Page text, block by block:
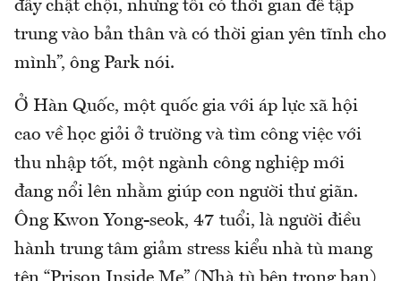
đây chật chội, nhưng tôi có thời gian để tập
trung vào bản thân và có thời gian yên tĩnh cho
mình”, ông Park nói.
Ở Hàn Quốc, một quốc gia với áp lực xã hội
cao về học giỏi ở trường và tìm công việc với
thu nhập tốt, một ngành công nghiệp mới
đang nổi lên nhằm giúp con người thư giãn.
Ông Kwon Yong-seok, 47 tuổi, là người điều
hành trung tâm giảm stress kiểu nhà tù mang